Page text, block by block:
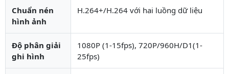
Chuẩn nén
hình ảnh
H.264+/H.264 với hai luồng dữ liệu
Độ phân giải
ghi hình
1080P (1-15fps), 720P/960H/D1(1-
25fps)